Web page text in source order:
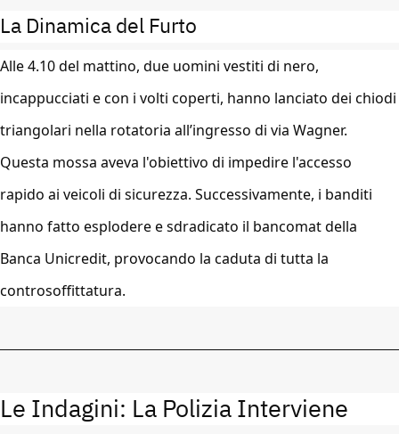
La Dinamica del Furto
Alle 4.10 del mattino, due uomini vestiti di nero,
incappucciati e con i volti coperti, hanno lanciato dei chiodi
triangolari nella rotatoria all’ingresso di via Wagner.
Questa mossa aveva l'obiettivo di impedire l'accesso
rapido ai veicoli di sicurezza. Successivamente, i banditi
hanno fatto esplodere e sdradicato il bancomat della
Banca Unicredit, provocando la caduta di tutta la
controsoffittatura.
Le Indagini: La Polizia Interviene